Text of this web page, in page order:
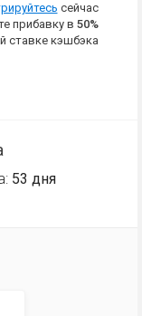
сейчас
прибавку в 50%
ставке кэшбэка
53 дня